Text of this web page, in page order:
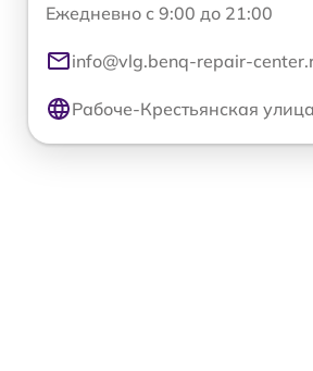
Ежедневно с 9:00 до 21:00
info@vlg.benq-repair-
Рабоче-Крестьянская